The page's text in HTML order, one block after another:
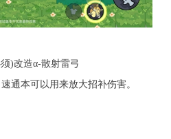
)改造α-散射雷弓
通本可以用来放大招补伤害。